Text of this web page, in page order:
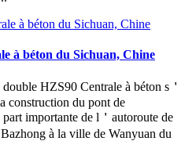
à béton du Sichuan, Chine
HZS90 Centrale à béton s＇
construction du pont de
importante de l＇autoroute de
à la ville de Wanyuan du